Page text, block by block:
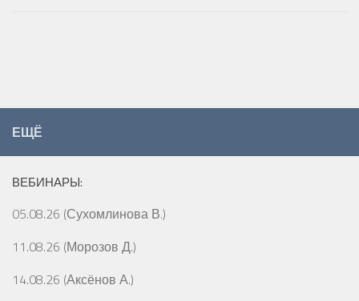
ЕЩЁ
ВЕБИНАРЫ:
05.08.26 (Сухомлинова В.)
11.08.26 (Морозов Д.)
14.08.26 (Аксёнов А.)